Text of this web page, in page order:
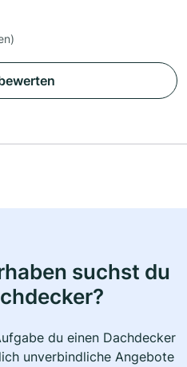
suchst du
du einen Dachdecker
unverbindliche Angebote